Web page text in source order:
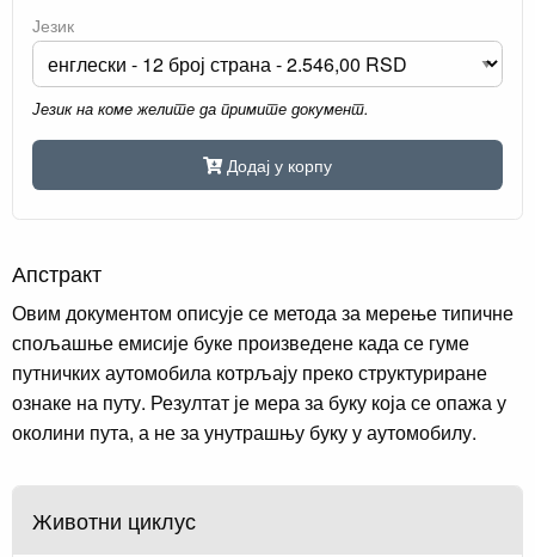
Језик
Језик на коме желите да примите документ.
Додај у корпу
Апстракт
Овим документом описује се метода за мерење типичне
спољашње емисије буке произведене када се гуме
путничких аутомобила котрљају преко структуриране
ознаке на путу. Резултат је мера за буку која се опажа у
околини пута, а не за унутрашњу буку у аутомобилу.
Животни циклус